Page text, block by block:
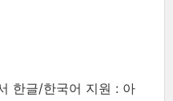
한글/한국어 지원 : 아